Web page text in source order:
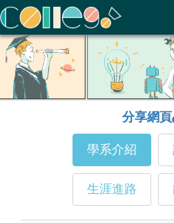
ColleGo! 大學選才與高中育才輔助系
分享網頁
學系介紹
生涯進路